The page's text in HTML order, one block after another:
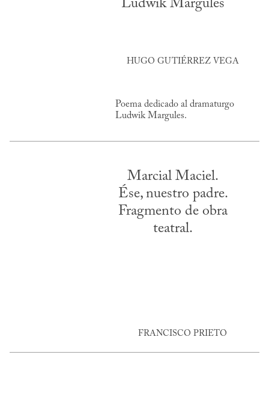
Ludwik Margules
HUGO GUTIÉRREZ VEGA
Poema dedicado al dramaturgo
Ludwik Margules.
Marcial Maciel.
Ése, nuestro padre.
Fragmento de obra
teatral.
FRANCISCO PRIETO